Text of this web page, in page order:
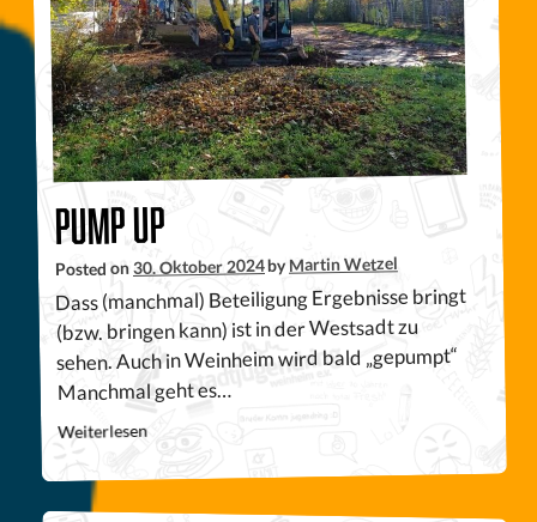
Pump up
Posted on30. Oktober 2024byMartin Wetzel
Dass (manchmal) Beteiligung Ergebnisse bringt
(bzw. bringen kann) ist in der Westsadt zu
sehen. Auch in Weinheim wird bald „gepumpt“
Manchmal geht es…
Weiterlesen